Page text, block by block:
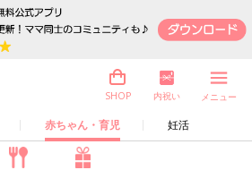
赤ちゃん・育児 妊活
SHOP 内祝い メニュー